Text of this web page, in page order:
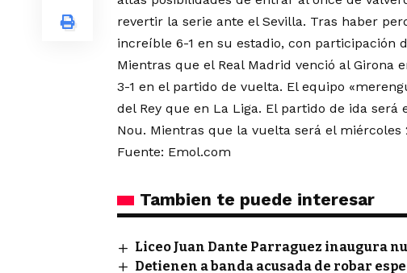
revertir la serie ante el Sevilla. Tras haber
increíble 6-1 en su estadio, con participación
Mientras que el Real Madrid venció al Girona
3-1 en el partido de vuelta. El equipo
del Rey que en La Liga. El partido de ida
Nou. Mientras que la vuelta será el miércoles
Fuente: Emol.com
Tambien te puede interesar
Liceo Juan Dante Parraguez inaugura
Detienen a banda acusada de robar